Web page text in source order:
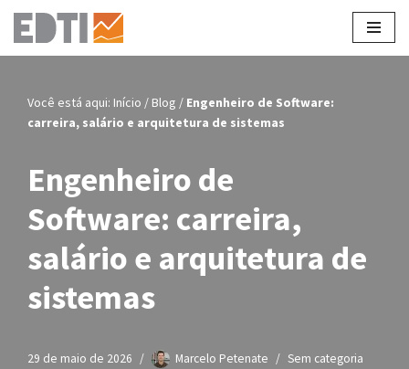
Pular
conteúdo
Você está aqui: Início / Blog / Engenheiro de Software:
carreira, salário e arquitetura de sistemas
Engenheiro de
Software: carreira,
salário e arquitetura de
sistemas
29 de maio de 2026 Marcelo Petenate Sem categoria